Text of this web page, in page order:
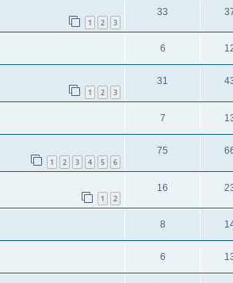
1 2 3
33
6
1 2 3
31
7
1 2 3 4 5 6
75
1 2
16
8
6